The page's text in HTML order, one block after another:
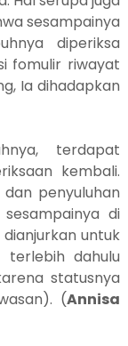
sesampainya
diperiksa
fomulir riwayat
Ia dihadapkan
terdapat
kembali.
penyuluhan
di
untuk
terlebih dahulu
statusnya
(Annisa